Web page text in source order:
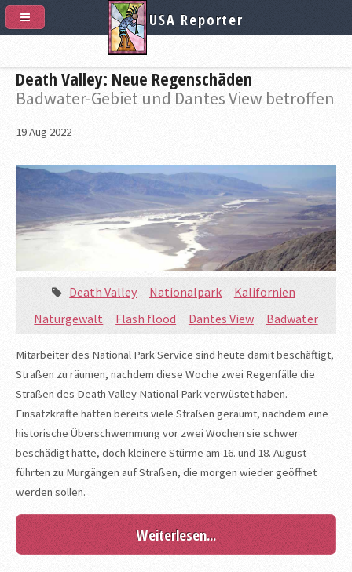
Death Valley: Neue Regenschäden
Badwater-Gebiet und Dantes View betroffen
19Aug 2022
Death Valley Nationalpark
Kalifornien
Naturgewalt
Flash flood Dantes View Badwater
Mitarbeiter des National Park Service sind heute damit beschäftigt,
Straßen zu räumen, nachdem diese Woche zwei Regenfälle die
Straßen des Death Valley National Park verwüstet haben.
Einsatzkräfte hatten bereits viele Straßen geräumt, nachdem eine
historische Überschwemmung vor zwei Wochen sie schwer
beschädigt hatte, doch kleinere Stürme am 16. und 18. August
führten zu Murgängen auf Straßen, die morgen wieder geöffnet
werden sollen.
Weiterlesen...
USA Reporter